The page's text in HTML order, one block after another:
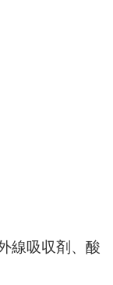
線吸収剤、酸